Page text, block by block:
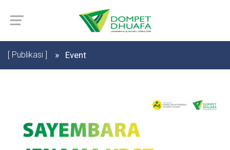
[ Publikasi ] Event